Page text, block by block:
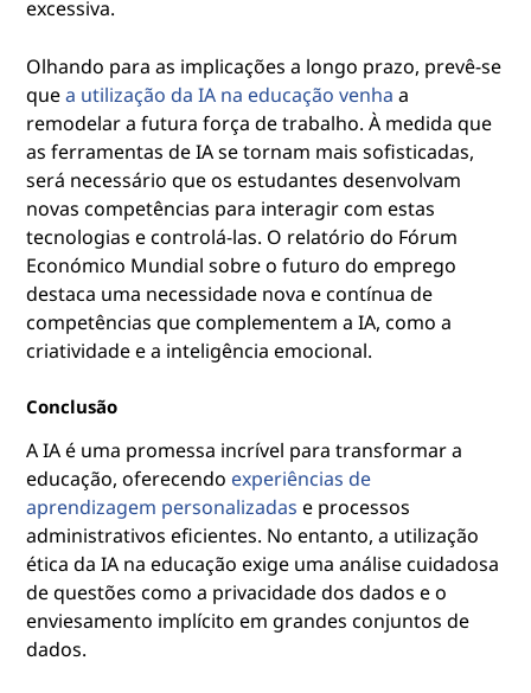
excessiva.
Olhando para as implicações a longo prazo, prevê-se
quea utilização da IA na educação venha a
remodelar a futura força de trabalho. À medida que
as ferramentas de IA se tornam mais sofisticadas,
será necessário que os estudantes desenvolvam
novas competências para interagir com estas
tecnologias e controlá-las. O relatório do Fórum
Económico Mundial sobre o futuro do emprego
destaca uma necessidade nova e contínua de
competências que complementem a IA, como a
criatividade e a inteligência emocional.
Conclusão
A IA é uma promessa incrível para transformar a
educação, oferecendo experiências de
aprendizagem personalizadas e processos
administrativos eficientes. No entanto, a utilização
ética da IA na educação exige uma análise cuidadosa
de questões como a privacidade dos dados e o
enviesamento implícito em grandes conjuntos de
dados.